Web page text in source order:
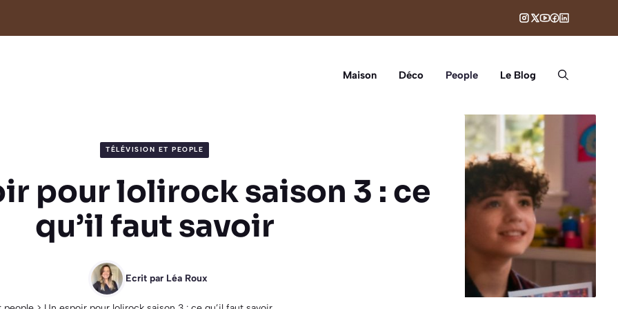
Maison Déco People Le Blog
TÉLÉVISION ET PEOPLE
pour lolirock saison 3 : ce
qu’il faut savoir
Ecrit par Léa Roux